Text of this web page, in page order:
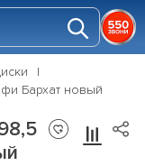
Бархат новый